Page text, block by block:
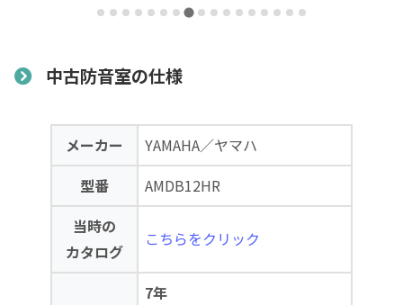
中古防音室の仕様
メーカー
YAMAHA／ヤマハ
型番
AMDB12HR
当時の
カタログ
こちらをクリック
7年